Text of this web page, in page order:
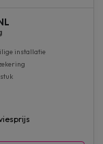
installatie